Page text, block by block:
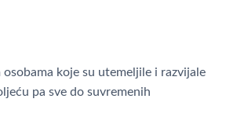
koje su utemeljile i razvijale
pa sve do suvremenih